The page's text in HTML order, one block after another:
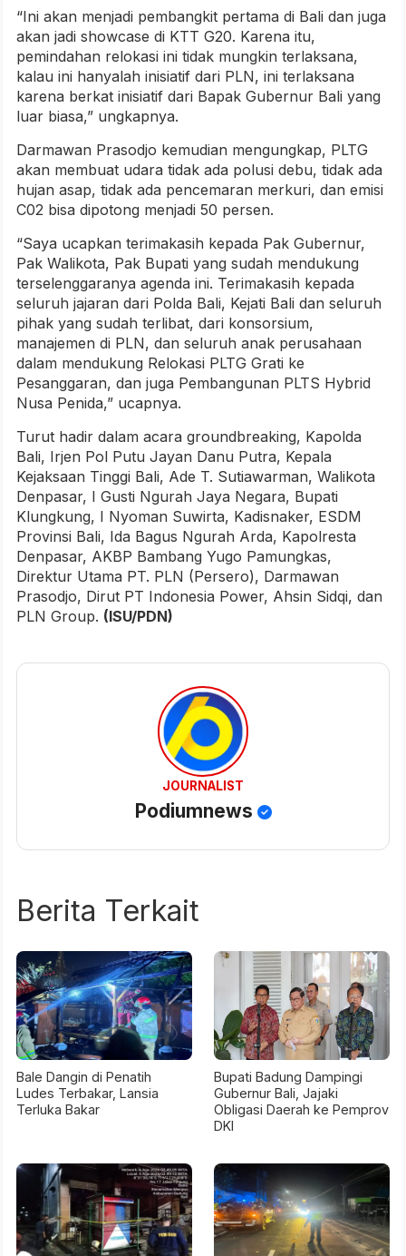
“Ini akan menjadi pembangkit pertama di Bali dan juga
akan jadi showcase di KTT G20. Karena itu,
pemindahan relokasi ini tidak mungkin terlaksana,
kalau ini hanyalah inisiatif dari PLN, ini terlaksana
karena berkat inisiatif dari Bapak Gubernur Bali yang
luar biasa,” ungkapnya.
Darmawan Prasodjo kemudian mengungkap, PLTG
akan membuat udara tidak ada polusi debu, tidak ada
hujan asap, tidak ada pencemaran merkuri, dan emisi
C02 bisa dipotong menjadi 50 persen.
“Saya ucapkan terimakasih kepada Pak Gubernur,
Pak Walikota, Pak Bupati yang sudah mendukung
terselenggaranya agenda ini. Terimakasih kepada
seluruh jajaran dari Polda Bali, Kejati Bali dan seluruh
pihak yang sudah terlibat, dari konsorsium,
manajemen di PLN, dan seluruh anak perusahaan
dalam mendukung Relokasi PLTG Grati ke
Pesanggaran, dan juga Pembangunan PLTS Hybrid
Nusa Penida,” ucapnya.
Turut hadir dalam acara groundbreaking, Kapolda
Bali, Irjen Pol Putu Jayan Danu Putra, Kepala
Kejaksaan Tinggi Bali, Ade T. Sutiawarman, Walikota
Denpasar, I Gusti Ngurah Jaya Negara, Bupati
Klungkung, I Nyoman Suwirta, Kadisnaker, ESDM
Provinsi Bali, Ida Bagus Ngurah Arda, Kapolresta
Denpasar, AKBP Bambang Yugo Pamungkas,
Direktur Utama PT. PLN (Persero), Darmawan
Prasodjo, Dirut PT Indonesia Power, Ahsin Sidqi, dan
PLN Group. (ISU/PDN)
JOURNALIST
Podiumnews
Berita Terkait
Bale Dangin di Penatih
Ludes Terbakar, Lansia
Terluka Bakar
Bupati Badung Dampingi
Gubernur Bali, Jajaki
Obligasi Daerah ke Pemprov
DKI